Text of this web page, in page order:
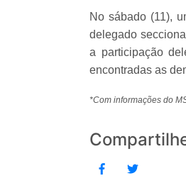
No sábado (11),
delegado
a participação
encontradas as
*Com informações do